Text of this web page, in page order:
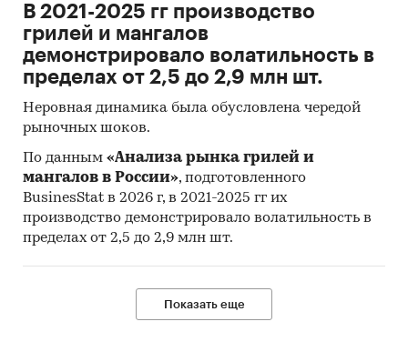
В 2021-2025 гг производство
грилей и мангалов
демонстрировало волатильность в
пределах от 2,5 до 2,9 млн шт.
Неровная динамика была обусловлена чередой
рыночных шоков.
По данным «Анализа рынка грилей и
мангалов в России», подготовленного
BusinesStat в 2026 г, в 2021-2025 гг их
производство демонстрировало волатильность в
пределах от 2,5 до 2,9 млн шт.
Показать еще